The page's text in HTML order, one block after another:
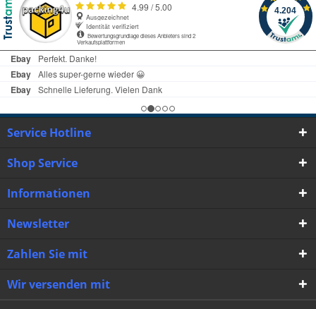
Service Hotline
Shop Service
Informationen
Newsletter
Zahlen Sie mit
Wir versenden mit